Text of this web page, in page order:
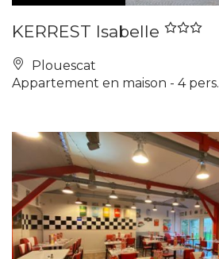
KERREST Isabelle
Plouescat
Appartement en maison - 4 pers.